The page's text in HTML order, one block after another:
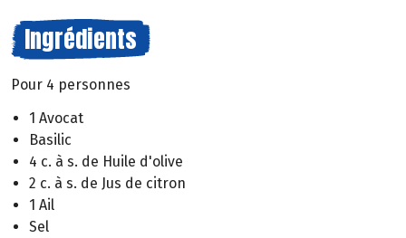
Ingrédients
Pour 4 personnes
1 Avocat
Basilic
4 c. à s. de Huile d'olive
2 c. à s. de Jus de citron
1 Ail
Sel